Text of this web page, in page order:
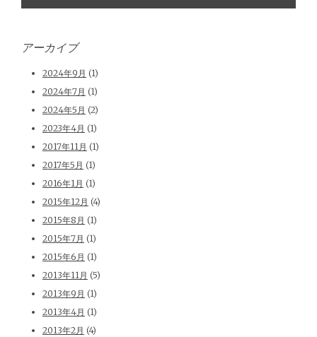
アーカイブ
2024年9月 (1)
2024年7月 (1)
2024年5月 (2)
2023年4月 (1)
2017年11月 (1)
2017年5月 (1)
2016年1月 (1)
2015年12月 (4)
2015年8月 (1)
2015年7月 (1)
2015年6月 (1)
2013年11月 (5)
2013年9月 (1)
2013年4月 (1)
2013年2月 (4)